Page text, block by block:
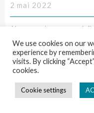
2 mai 2022
Alors que la guerre
l’Europe, des sanctions
We use cookies on our
experience by
visits. By clicking
cookies.
Cookie settings